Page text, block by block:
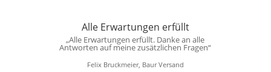
Alle Erwartungen erfüllt
„Alle Erwartungen erfüllt. Danke an alle
Antworten auf meine zusätzlichen Fragen“
Felix Bruckmeier, Baur Versand